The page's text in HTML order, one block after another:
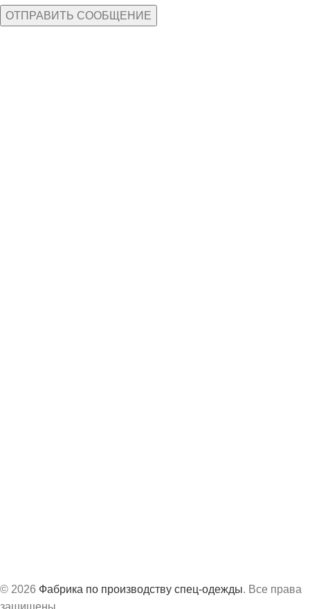
© 2026 Фабрика по производству спец-одежды. Все права